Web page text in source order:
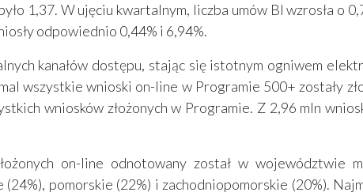
1,37. W ujęciu kwartalnym, liczba umów BI wzrosła o
odpowiednio 0,44% i 6,94%.
kanałów dostępu, stając się istotnym ogniwem
wszystkie wnioski on-line w Programie 500+ zostały
wniosków złożonych w Programie. Z 2,96 mln
on-line odnotowany został w województwie
pomorskie (22%) i zachodniopomorskie (20%).